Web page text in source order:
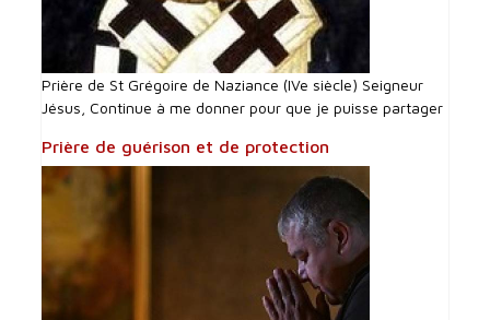
Prière de St Grégoire de Naziance (IVe siècle) Seigneur
Jésus, Continue à me donner pour que je puisse partager
Prière de guérison et de protection